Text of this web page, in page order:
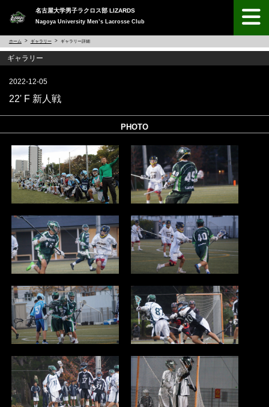
名古屋大学男子ラクロス部 LIZARDS
Nagoya University Men’s Lacrosse Club
ホーム ギャラリー ギャラリー詳細
ギャラリー
2022-12-05
22' F 新人戦
PHOTO